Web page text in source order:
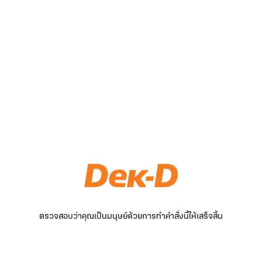
ตรวจสอบว่าคุณเป็นมนุษย์ด้วยการทำคำสั่งนี้ให้เสร็จสิ้น